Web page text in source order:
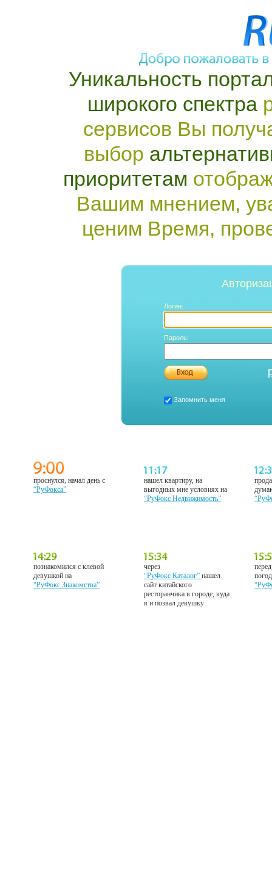
Уникальность
широкого спектра
сервисов Вы
выбор
приоритетам
Вашим мнением,
ценим Время,
Логин:
Пароль:
Запомнить меня
проснулся, начал день с
“РуФокса”
нашел квартиру, на
выгодных мне условиях на
“РуФокс Недвижимость”
познакомился с клевой
девушкой на
“РуФокс Знакомства”
через
“РуФокс Каталог”нашел
сайт китайского
ресторанчика в городе, куда
я и позвал девушку